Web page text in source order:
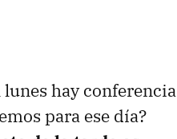
lunes hay conferencia
para ese día?